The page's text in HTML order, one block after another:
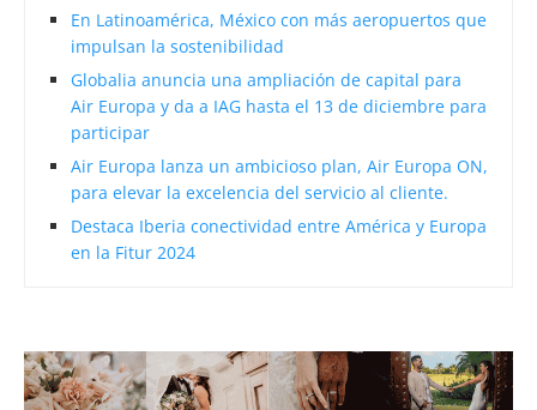
En Latinoamérica, México con más aeropuertos que
impulsan la sostenibilidad
Globalia anuncia una ampliación de capital para
Air Europa y da a IAG hasta el 13 de diciembre para
participar
Air Europa lanza un ambicioso plan, Air Europa ON,
para elevar la excelencia del servicio al cliente.
Destaca Iberia conectividad entre América y Europa
en la Fitur 2024